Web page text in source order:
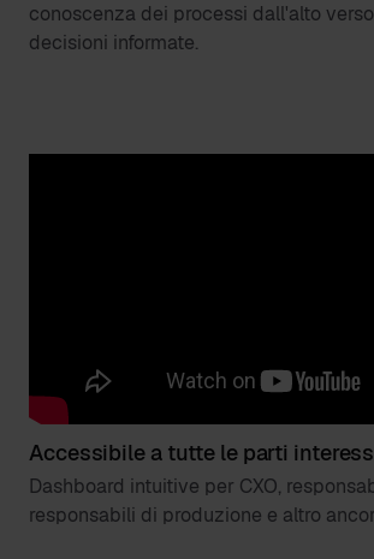
conoscenza dei processi dall'alto
decisioni informate.
Accessibile a tutte le parti
Dashboard intuitive per CXO,
responsabili di produzione e altro